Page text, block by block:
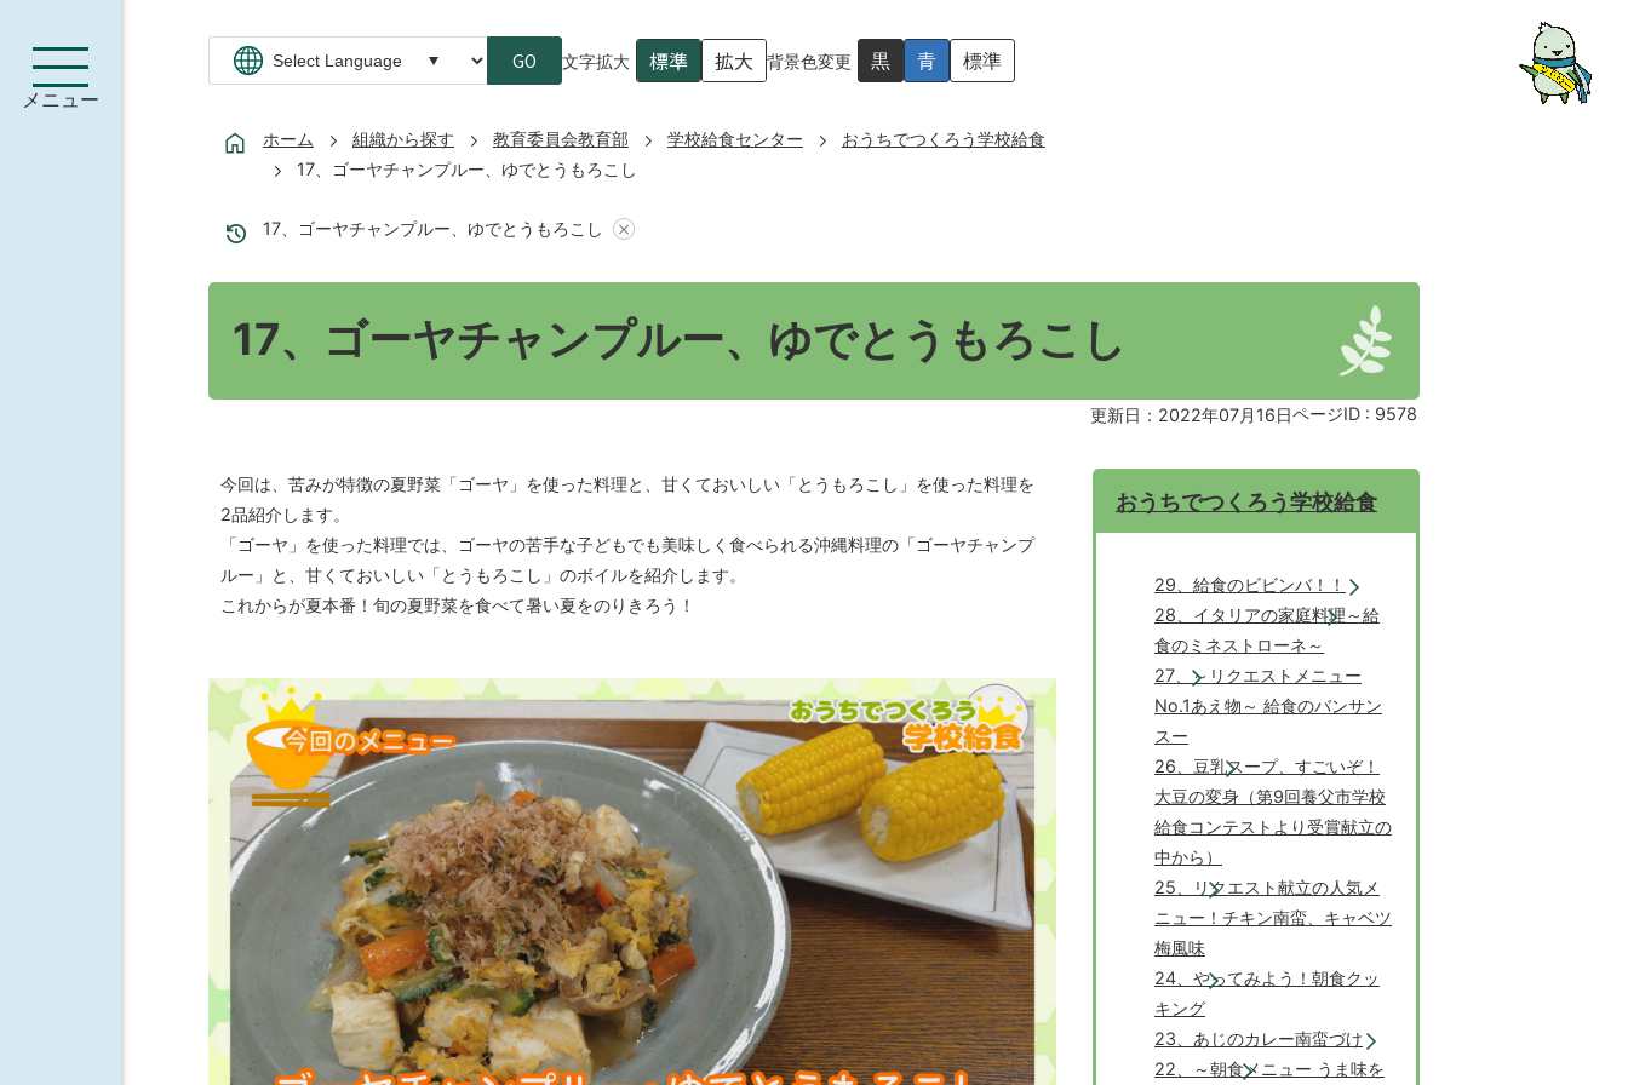
メニュー
GO 文字拡大 標準 拡大 背景色変更 黒 青 標準
ホーム 組織から探す 教育委員会教育部 学校給食センター
おうちでつくろう学校給食
17、ゴーヤチャンプルー、ゆでとうもろこし
17、ゴーヤチャンプルー、ゆでとうもろこし
17、ゴーヤチャンプルー、ゆでとうもろこし
更新日：2022年07月16日ページID : 9578
今回は、苦みが特徴の夏野菜「ゴーヤ」を使った料理と、甘くておいしい「とうもろこし」を使った料理を
2品紹介します。
「ゴーヤ」を使った料理では、ゴーヤの苦手な子どもでも美味しく食べられる沖縄料理の「ゴーヤチャンプ
ルー」と、甘くておいしい「とうもろこし」のボイルを紹介します。
これからが夏本番！旬の夏野菜を食べて暑い夏をのりきろう！
おうちでつくろう学校給食
29、給食のビビンバ！！
28、イタリアの家庭料理～給
食のミネストローネ～
27、～リクエストメニュー
No.1あえ物～ 給食のバンサン
スー
26、豆乳スープ、すごいぞ！
大豆の変身（第9回養父市学校
給食コンテストより受賞献立の
中から）
25、リクエスト献立の人気メ
ニュー！チキン南蛮、キャベツ
梅風味
24、やってみよう！朝食クッ
キング
23、あじのカレー南蛮づけ
22、～朝食メニュー うま味を